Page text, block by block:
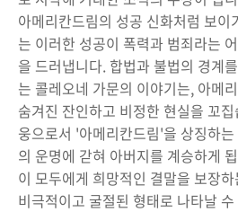
아메리칸드림의 성공 신화처럼 보이
는 이러한 성공이 폭력과 범죄라는
을 드러냅니다. 합법과 불법의 경계
는 콜레오네 가문의 이야기는, 아메
숨겨진 잔인하고 비정한 현실을 꼬
웅으로서 '아메리칸드림'을 상징하
의 운명에 갇혀 아버지를 계승하게
이 모두에게 희망적인 결말을 보장
비극적이고 굴절된 형태로 나타날